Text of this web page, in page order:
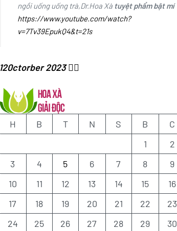
ngồi uống uống trà,Dr.Hoa Xà tuyệt phẩm bật mí
https://www.youtube.com/watch?
v=7Tv39EpukQ4&t=21s
120ctorber 2023 ✍🏻
H B T N S B
C
1
2
3
4 5 6 7 8
9
10
11 12 13 14 15
16
17
18 19 20 21 22
23
24
25 26 27 28 29 30